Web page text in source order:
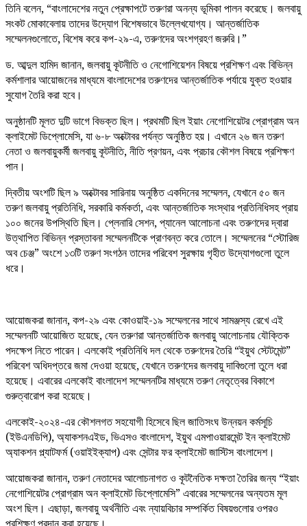
তিনি বলেন, “বাংলাদেশের নতুন প্রেক্ষাপটে তরুণরা অনন্য ভূমিকা পালন করেছে। জলবায়ু
সংকট মোকাবেলায় তাদের উদ্যোগ বিশেষভাবে উল্লেখযোগ্য। আন্তর্জাতিক
সম্মেলনগুলোতে, বিশেষ করে কপ-২৯-এ, তরুণদের অংশগ্রহণ জরুরি।”
ড. আব্দুল হামিদ জানান, জলবায়ু কূটনীতি ও নেগোশিয়েশন বিষয়ে প্রশিক্ষণ এবং বিভিন্ন
কর্মশালার আয়োজনের মাধ্যমে বাংলাদেশের তরুণদের আন্তর্জাতিক পর্যায়ে যুক্ত হওয়ার
সুযোগ তৈরি করা হবে।
অনুষ্ঠানটি মূলত দুটি ভাগে বিভক্ত ছিল। প্রথমটি ছিল ইয়াং নেগোশিয়েটর প্রোগ্রাম অন
ক্লাইমেট ডিপ্লোমেসি, যা ৬-৮ অক্টোবর পর্যন্ত অনুষ্ঠিত হয়। এখানে ২৬ জন তরুণ
নেতা ও জলবায়ুকর্মী জলবায়ু কূটনীতি, নীতি প্রণয়ন, এবং প্রচার কৌশল বিষয়ে প্রশিক্ষণ
পান।
দ্বিতীয় অংশটি ছিল ৯ অক্টোবর সারিনায় অনুষ্ঠিত একদিনের সম্মেলন, যেখানে ৫০ জন
তরুণ জলবায়ু প্রতিনিধি, সরকারি কর্মকর্তা, এবং আন্তর্জাতিক সংস্থার প্রতিনিধিসহ প্রায়
১০০ জনের উপস্থিতি ছিল। প্লেনারি সেশন, প্যানেল আলোচনা এবং তরুণদের দ্বারা
উত্থাপিত বিভিন্ন প্রস্তাবনা সম্মেলনটিকে প্রাণবন্ত করে তোলে। সম্মেলনের “স্টোরিজ
অব চেঞ্জ” অংশে ১৩টি তরুণ সংগঠন তাদের পরিবেশ সুরক্ষায় গৃহীত উদ্যোগগুলো তুলে
ধরে।
আয়োজকরা জানান, কপ-২৯ এবং কোওয়াই-১৯ সম্মেলনের সাথে সামঞ্জস্য রেখে এই
সম্মেলনটি আয়োজিত হয়েছে, যেন তরুণরা আন্তর্জাতিক জলবায়ু আলোচনায় যৌক্তিক
পদক্ষেপ নিতে পারেন। এলকোই প্রতিনিধি দল থেকে তরুণদের তৈরি “ইয়ুথ স্টেটমেন্ট”
পরিবেশ অধিদপ্তরে জমা দেওয়া হয়েছে, যেখানে তরুণদের জলবায়ু দাবিগুলো তুলে ধরা
হয়েছে। এবারের এলকোই বাংলাদেশ সম্মেলনটির মাধ্যমে তরুণ নেতৃত্বের বিকাশে
গুরুত্বারোপ করা হয়েছে।
এলকোই-২০২৪-এর কৌশলগত সহযোগী হিসেবে ছিল জাতিসংঘ উন্নয়ন কর্মসূচি
(ইউএনডিপি), অ্যাকশনএইড, ভিএসও বাংলাদেশ, ইয়ুথ এমপাওয়ারমেন্ট ইন ক্লাইমেট
অ্যাকশন প্ল্যাটফর্ম (ওয়াইইক্যাপ) এবং সেন্টার ফর ক্লাইমেট জাস্টিস বাংলাদেশ।
আয়োজকরা জানান, তরুণ নেতাদের আলোচনাগত ও কূটনৈতিক দক্ষতা তৈরির জন্য “ইয়াং
নেগোশিয়েটর প্রোগ্রাম অন ক্লাইমেট ডিপ্লোমেসি” এবারের সম্মেলনের অন্যতম মূল
অংশ ছিল। এছাড়া, জলবায়ু অর্থনীতি এবং ন্যায়বিচার সম্পর্কিত বিষয়গুলোর ওপরও